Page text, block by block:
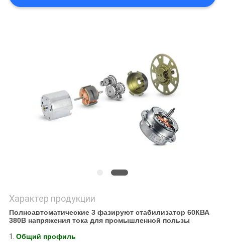
Характер продукции
Полноавтоматические 3 фазируют стабилизатор 60КВА
380В напряжения тока для промышленной пользы
1. Общий профиль